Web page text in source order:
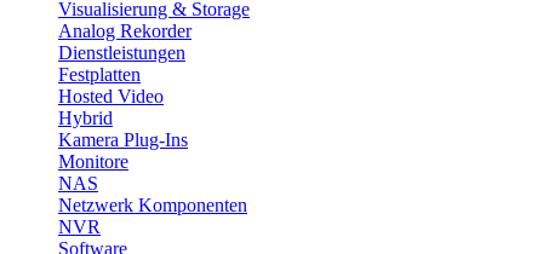
Visualisierung & Storage
Analog Rekorder
Dienstleistungen
Festplatten
Hosted Video
Hybrid
Kamera Plug-Ins
Monitore
NAS
Netzwerk Komponenten
NVR
Software